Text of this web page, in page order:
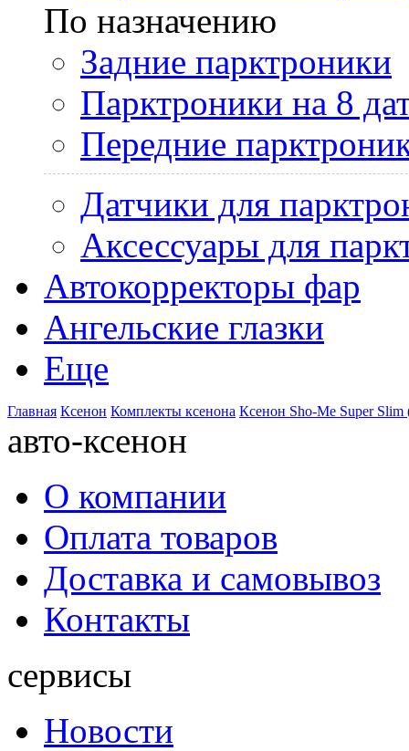
По назначению
Задние парктроники
Парктроники на 8
Передние
Датчики для
Аксессуары для
Автокорректоры фар
Ангельские глазки
Еще
Главная Ксенон Комплекты ксенона Ксенон Sho-Me Super
авто-ксенон
О компании
Оплата товаров
Доставка и самовывоз
Контакты
сервисы
Новости